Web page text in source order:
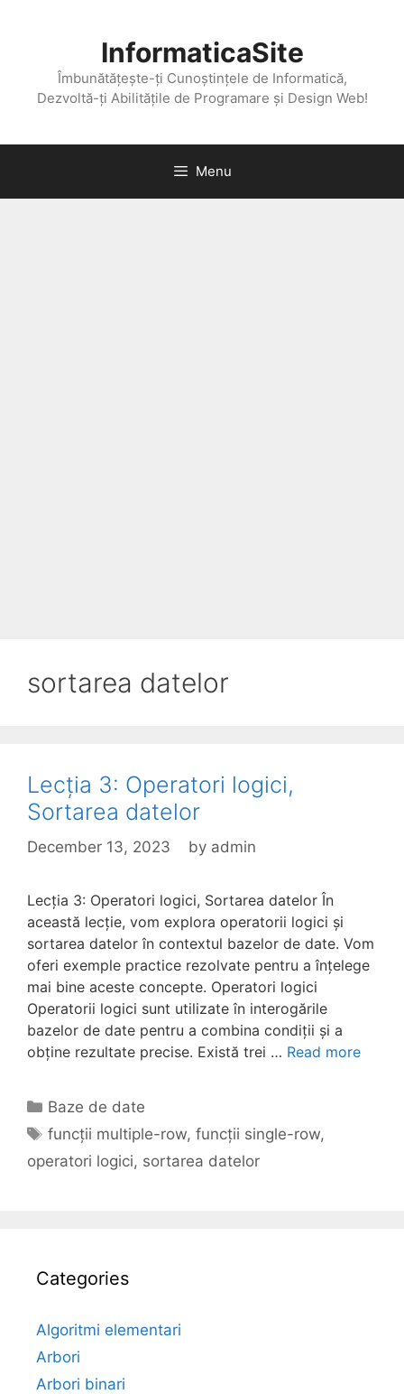
InformaticaSite
Îmbunătățește-ți Cunoștințele de Informatică,
Dezvoltă-ți Abilitățile de Programare și Design Web!
Menu
sortarea datelor
Lecția 3: Operatori logici,
Sortarea datelor
December 13, 2023 by admin
Lecția 3: Operatori logici, Sortarea datelor În
această lecție, vom explora operatorii logici și
sortarea datelor în contextul bazelor de date. Vom
oferi exemple practice rezolvate pentru a înțelege
mai bine aceste concepte. Operatori logici
Operatorii logici sunt utilizate în interogările
bazelor de date pentru a combina condiții și a
obține rezultate precise. Există trei … Read more
Categories
Baze de date
Tags
funcții multiple-row,funcții single-row,
operatori logici, sortarea datelor
Categories
Algoritmi elementari
Arbori
Arbori binari